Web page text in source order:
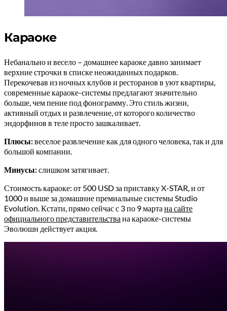
Караоке
Небанально и весело – домашнее караоке давно занимает
верхние строчки в списке неожиданных подарков.
Перекочевав из ночных клубов и ресторанов в уют квартиры,
современные караоке-системы предлагают значительно
больше, чем пение под фонограмму. Это стиль жизни,
активный отдых и развлечение, от которого количество
эндорфинов в теле просто зашкаливает.
Плюсы:веселое развлечение как для одного человека, так и для
большой компании.
Минусы:слишком затягивает.
Стоимость караоке: от 500 USD за приставку X-STAR, и от
1000 и выше за домашние премиальные системы Studio
Evolution. Кстати, прямо сейчас с 3 по 9 марта на сайте
официального представительства на караоке-системы
Эволюшн действует акция.